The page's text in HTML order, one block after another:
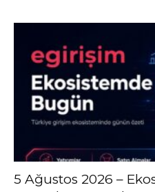
5 Ağustos 2026 –